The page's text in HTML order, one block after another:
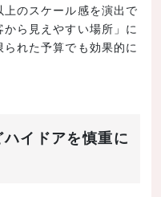
のスケール感を演出で
ら見えやすい場所」に
れた予算でも効果的に
イドアを慎重に